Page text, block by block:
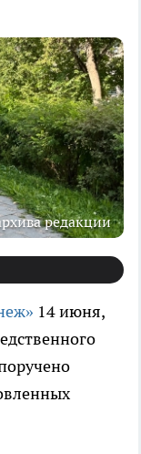
редакции
14 июня,